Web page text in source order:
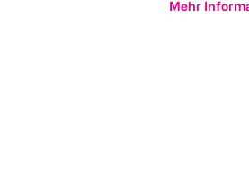
Mehr